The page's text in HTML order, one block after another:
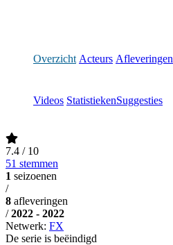
Overzicht Acteurs Afleveringen
Videos StatistiekenSuggesties
7.4 / 10
51 stemmen
1 seizoenen
/
8 afleveringen
/ 2022 - 2022
Netwerk: FX
De serie is beëindigd